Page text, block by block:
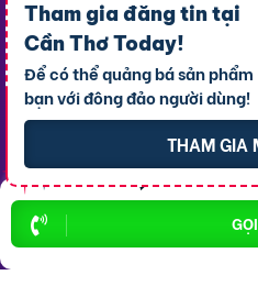
Tham gia đăng tin tại
Cần Thơ Today!
Để có thể quảng bá sản
bạn với đông đảo người dùng!
THAM GIA
P. Bình Thủy
P. Tân An
P. Cái Khế
Top 10 Khu Vực Bất